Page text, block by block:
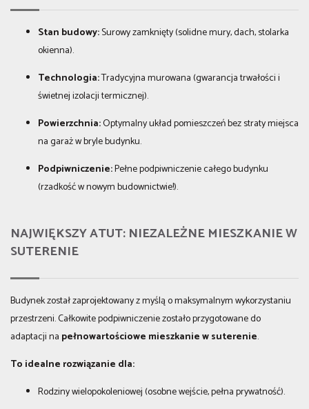
Stan budowy:Surowy zamknięty (solidne mury, dach, stolarka
okienna).
Technologia:Tradycyjna murowana (gwarancja trwałości i
świetnej izolacji termicznej).
Powierzchnia:Optymalny układ pomieszczeń bez straty miejsca
na garaż w bryle budynku.
Podpiwniczenie:Pełne podpiwniczenie całego budynku
(rzadkość w nowym budownictwie!).
NAJWIĘKSZY ATUT: NIEZALEŻNE MIESZKANIE W
SUTERENIE
Budynek został zaprojektowany z myślą o maksymalnym wykorzystaniu
przestrzeni. Całkowite podpiwniczenie zostało przygotowane do
adaptacji na pełnowartościowe mieszkanie w suterenie.
To idealne rozwiązanie dla:
Rodziny wielopokoleniowej (osobne wejście, pełna prywatność).